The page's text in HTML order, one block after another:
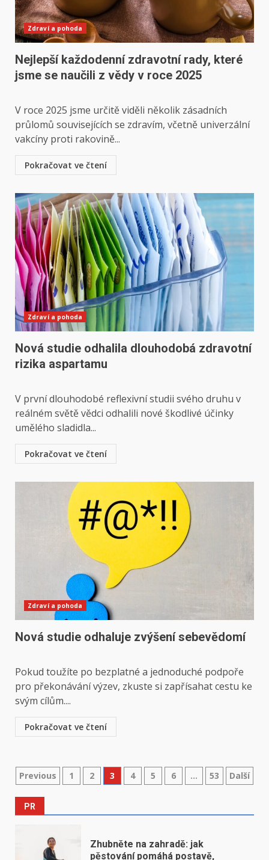
Zdraví a pohoda
Nejlepší každodenní zdravotní rady, které
jsme se naučili z vědy v roce 2025
V roce 2025 jsme určitě viděli několik zásadních
průlomů souvisejících se zdravím, včetně univerzální
vakcíny proti rakovině...
Pokračovat ve čtení
Zdraví a pohoda
Nová studie odhalila dlouhodobá zdravotní
rizika aspartamu
V první dlouhodobé reflexivní studii svého druhu v
reálném světě vědci odhalili nové škodlivé účinky
umělého sladidla...
Pokračovat ve čtení
Zdraví a pohoda
Nová studie odhaluje zvýšení sebevědomí
Pokud toužíte po bezplatné a jednoduché podpoře
pro překonávání výzev, zkuste si zapřísahat cestu ke
svým cílům....
Pokračovat ve čtení
Stránkování
příspěvků
Previous 1 2 3 4 5 6 … 53 Další
PR
Zhubněte na zahradě: jak
pěstování pomáhá postavě,